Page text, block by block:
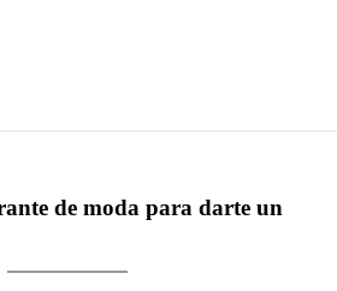
de moda para darte un